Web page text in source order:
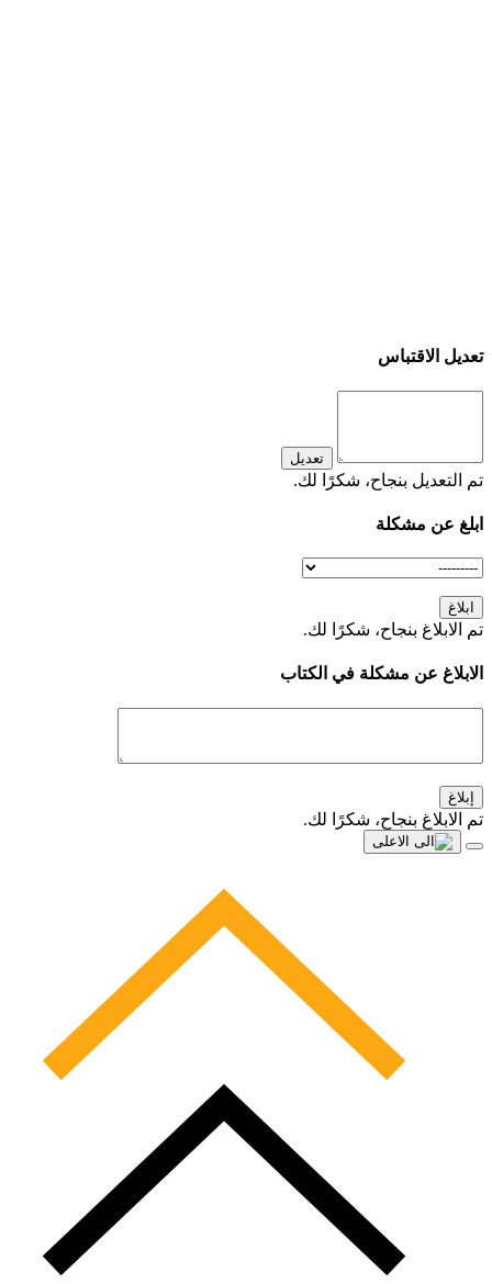
تعديل الاقتباس
تعديل
تم التعديل بنجاح، شكرًا لك.
ابلغ عن مشكلة
ابلاغ
تم الابلاغ بنجاح، شكرًا لك.
الابلاغ عن مشكلة في الكتاب
إبلاغ
تم الابلاغ بنجاح، شكرًا لك.